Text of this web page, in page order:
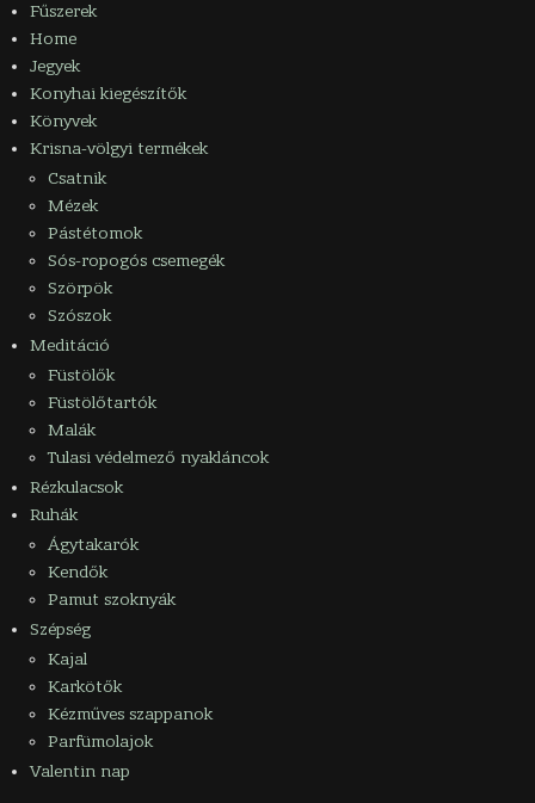
Fűszerek
Home
Jegyek
Konyhai kiegészítők
Könyvek
Krisna-völgyi termékek
Csatnik
Mézek
Pástétomok
Sós-ropogós csemegék
Szörpök
Szószok
Meditáció
Füstölők
Füstölőtartók
Malák
Tulasi védelmező nyakláncok
Rézkulacsok
Ruhák
Ágytakarók
Kendők
Pamut szoknyák
Szépség
Kajal
Karkötők
Kézműves szappanok
Parfümolajok
Valentin nap